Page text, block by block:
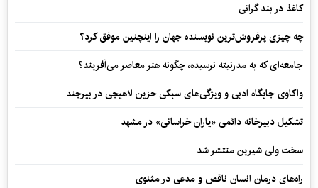
کاغذ در بند گرانی
چه چیزی پرفروش‌ترین نویسنده جهان را اینچنین موفق کرد؟
جامعه‌ای که به مدرنیته نرسیده، چگونه هنر معاصر می‌آفریند؟
واکاوی جایگاه ادبی و ویژگی‌های سبکی حزین لاهیجی در بیرجند
تشکیل دبیرخانه دائمی «یاران خراسانی» در مشهد
سخت ولی شیرین منتشر شد
راه‌های درمان انسان ناقص و مدعی در مثنوی